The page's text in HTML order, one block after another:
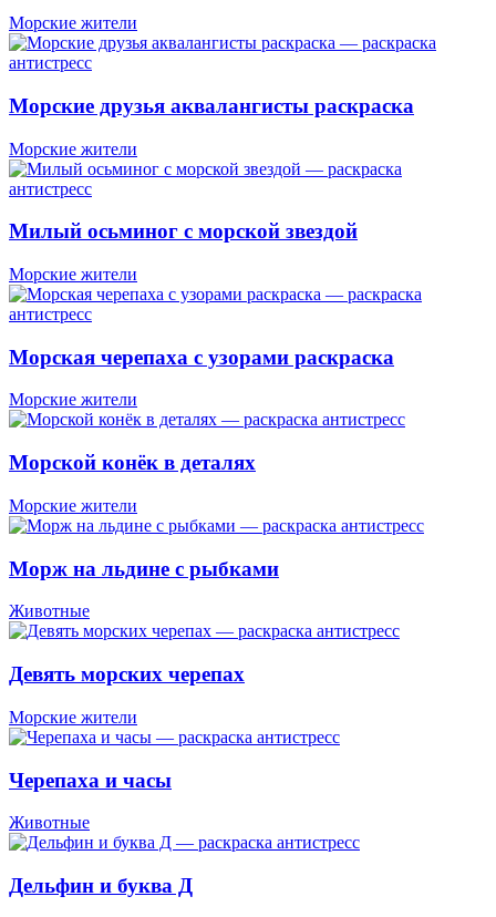
Морские жители
Морские друзья аквалангисты раскраска
Морские жители
Милый осьминог с морской звездой
Морские жители
Морская черепаха с узорами раскраска
Морские жители
Морской конёк в деталях
Морские жители
Морж на льдине с рыбками
Животные
Девять морских черепах
Морские жители
Черепаха и часы
Животные
Дельфин и буква Д